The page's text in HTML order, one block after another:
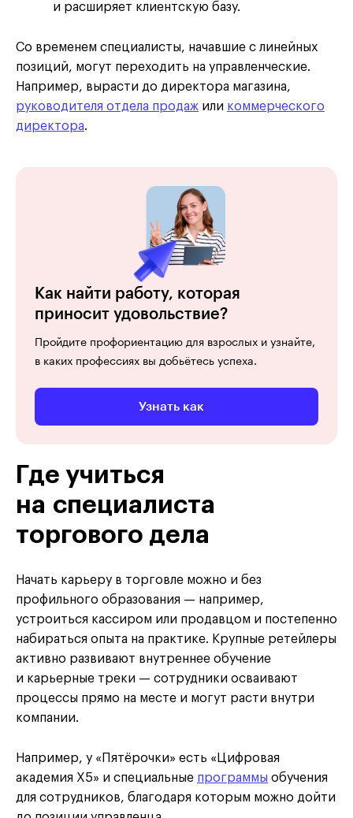
и расширяет клиентскую базу.
Со временем специалисты, начавшие с линейных
позиций, могут переходить на управленческие.
Например, вырасти до директора магазина,
руководителя отдела продаж или коммерческого
директора.
Как найти работу, которая
приносит удовольствие?
Пройдите профориентацию для взрослых и узнайте,
в каких профессиях вы добьётесь успеха.
Узнать как
Где учиться
на специалиста
торгового дела
Начать карьеру в торговле можно и без
профильного образования — например,
устроиться кассиром или продавцом и постепенно
набираться опыта на практике. Крупные ретейлеры
активно развивают внутреннее обучение
и карьерные треки — сотрудники осваивают
процессы прямо на месте и могут расти внутри
компании.
Например, у «Пятёрочки» есть «Цифровая
академия Х5» и специальные программы обучения
для сотрудников, благодаря которым можно дойти